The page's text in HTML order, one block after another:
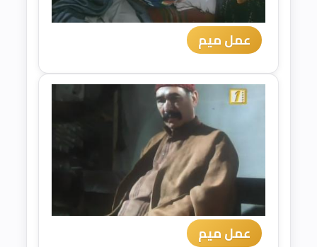
عمل ميم
عمل ميم